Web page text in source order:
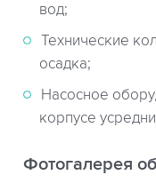
вод;
Технические
осадка;
Насосное
корпусе
Фотогалерея